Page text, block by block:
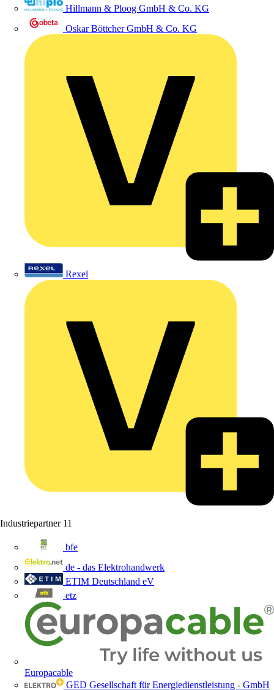
Hillmann & Ploog GmbH & Co. KG
Oskar Böttcher GmbH & Co. KG
Rexel
Industriepartner 11
bfe
de - das Elektrohandwerk
ETIM Deutschland eV
etz
Europacable
GED Gesellschaft für Energiedienstleistung - GmbH